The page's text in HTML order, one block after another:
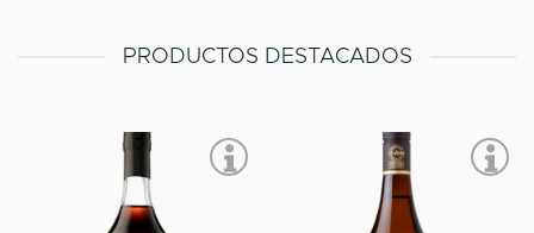
PRODUCTOS DESTACADOS